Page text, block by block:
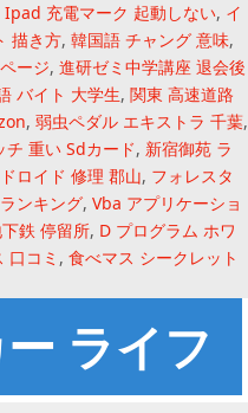
Ipad 充電マーク 起動しない, イ
描き方, 韓国語 チャング 意味,
ージ, 進研ゼミ中学講座 退会後
バイト 大学生, 関東 高速道路
, 弱虫ペダル エキストラ 千葉,
チ 重い Sdカード, 新宿御苑 ラ
ロイド 修理 郡山, フォレスタ
ンキング, Vba アプリケーショ
鉄 停留所, D プログラム ホワ
口コミ , 食べマス シークレット
ライフ